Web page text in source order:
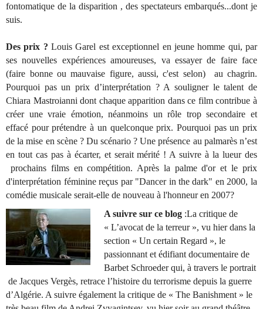
fontomatique de la disparition , des spectateurs embarqués...dont je
suis.
Des prix ? Louis Garel est exceptionnel en jeune homme qui, par
ses nouvelles expériences amoureuses, va essayer de faire face
(faire bonne ou mauvaise figure, aussi, c'est selon)
au chagrin.
Pourquoi pas un prix d’interprétation ? A souligner le talent de
Chiara Mastroianni dont chaque apparition dans ce film contribue à
créer une vraie émotion, néanmoins un rôle trop secondaire et
effacé pour prétendre à un quelconque prix. Pourquoi pas un prix
de la mise en scène ? Du scénario ? Une présence au palmarès n’est
en tout cas pas à écarter, et serait mérité ! A suivre à la lueur des
prochains films en compétition. Après la palme d'or et le prix
d'interprétation féminine reçus par "Dancer in the dark" en 2000, la
comédie musicale serait-elle de nouveau à l'honneur en 2007?
A suivre sur ce blog:La critique de
« L’avocat de la terreur », vu hier dans la
section « Un certain Regard », le
passionnant et édifiant documentaire de
Barbet Schroeder qui, à travers le portrait
de Jacques Vergès, retrace l’histoire du terrorisme depuis la guerre
d’Algérie. A suivre également la critique de « The Banishment » le